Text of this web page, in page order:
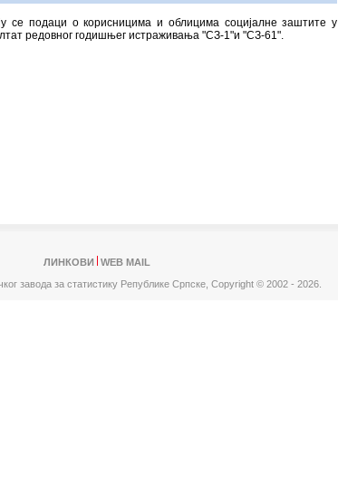
се подаци о корисницима и облицима социјалне заштите у
редовног годишњег истраживања "СЗ-1"и "СЗ-61".
ЛИНКОВИ
WEB MAIL
завода за статистику Републике Српске, Copyright © 2002 - 2026.